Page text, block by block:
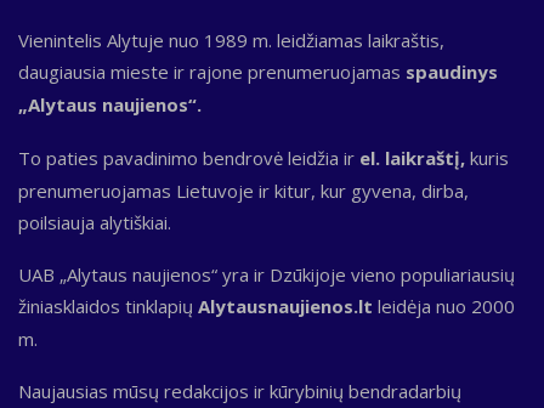
Vienintelis Alytuje nuo 1989 m. leidžiamas laikraštis,
daugiausia mieste ir rajone prenumeruojamas spaudinys
„Alytaus naujienos“.
To paties pavadinimo bendrovė leidžia ir el. laikraštį, kuris
prenumeruojamas Lietuvoje ir kitur, kur gyvena, dirba,
poilsiauja alytiškiai.
UAB „Alytaus naujienos“ yra ir Dzūkijoje vieno populiariausių
žiniasklaidos tinklapių Alytausnaujienos.lt leidėja nuo 2000
m.
Naujausias mūsų redakcijos ir kūrybinių bendradarbių